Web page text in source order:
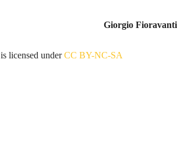
Giorgio Fioravanti
is licensed underCC BY-NC-SA